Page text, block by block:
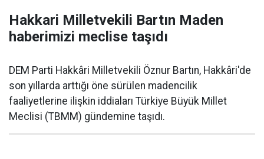
Hakkari Milletvekili Bartın Maden
haberimizi meclise taşıdı
DEM Parti Hakkâri Milletvekili Öznur Bartın, Hakkâri'de
son yıllarda arttığı öne sürülen madencilik
faaliyetlerine ilişkin iddiaları Türkiye Büyük Millet
Meclisi (TBMM) gündemine taşıdı.